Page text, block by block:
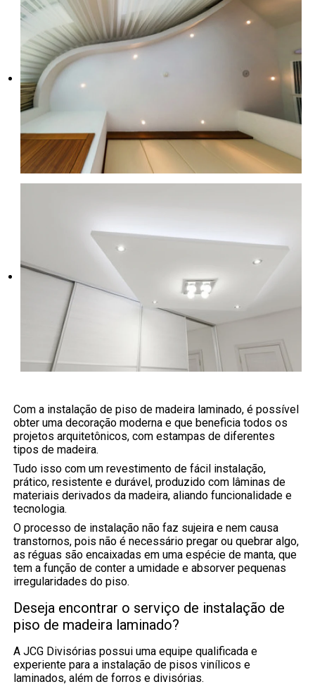
Com a instalação de piso de madeira laminado, é possível
obter uma decoração moderna e que beneficia todos os
projetos arquitetônicos, com estampas de diferentes
tipos de madeira.
Tudo isso com um revestimento de fácil instalação,
prático, resistente e durável, produzido com lâminas de
materiais derivados da madeira, aliando funcionalidade e
tecnologia.
O processo de instalação não faz sujeira e nem causa
transtornos, pois não é necessário pregar ou quebrar algo,
as réguas são encaixadas em uma espécie de manta, que
tem a função de conter a umidade e absorver pequenas
irregularidades do piso.
Deseja encontrar o serviço de instalação de
piso de madeira laminado?
A JCG Divisórias possui uma equipe qualificada e
experiente para a instalação de pisos vinílicos e
laminados, além de forros e divisórias.